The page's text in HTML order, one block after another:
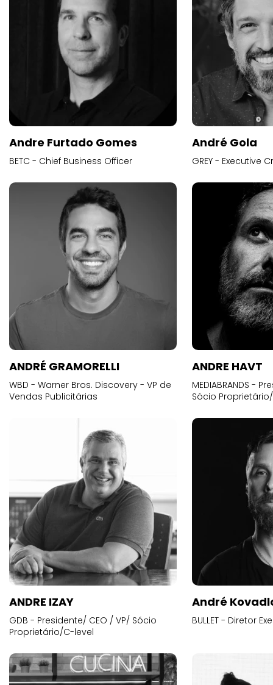
Andre Furtado Gomes
BETC - Chief Business Officer
André Gola
GREY - Executive
ANDRÉ GRAMORELLI
WBD - Warner Bros. Discovery - VP de
Vendas Publicitárias
ANDRE HAVT
MEDIABRANDS -
Sócio
ANDRE IZAY
GDB - Presidente/ CEO / VP/ Sócio
Proprietário/C-level
André
BULLET - Diretor